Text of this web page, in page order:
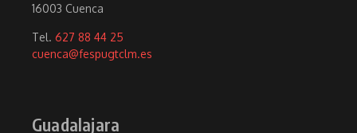
16003 Cuenca
Tel. 627 88 44 25
cuenca@fespugtclm.es
Guadalajara